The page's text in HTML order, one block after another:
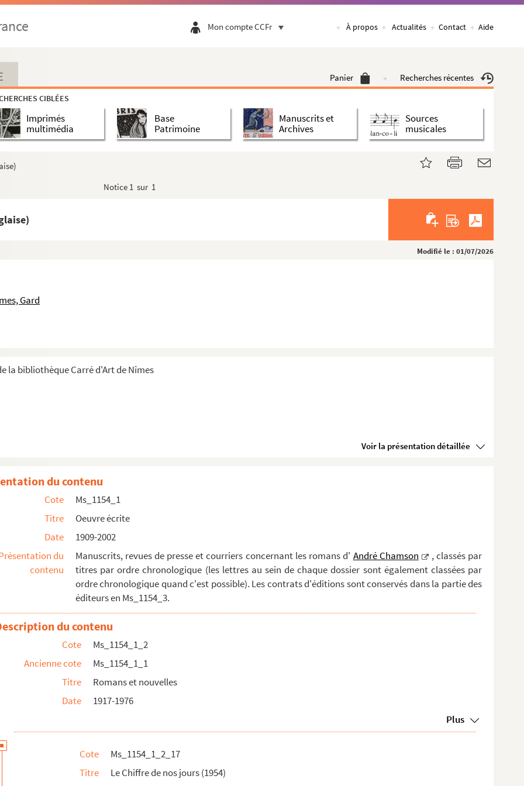
Mon compte CCFr À propos Actualités Contact Aide
Panier Recherches récentes
CIBLÉES
Imprimés
multimédia
Base
Patrimoine
Manuscrits et
Archives
Sources
musicales
Notice 1 sur 1
Modifié le : 01/07/2026
Gard
la bibliothèque Carré d'Art de Nîmes
Voir la présentation détaillée
de l’évêché d’Arisitum du VIe au VIIIe siècle
(1948)
de Poche" (éditions Gallimard)
chez Bourrelier)
du contenu
Cote
Ms_1154_1
Titre
Oeuvre écrite
Date
1909-2002
du
contenu
Manuscrits, revues de presse et courriers concernant les romans d' André Chamson
, classés par
titres par ordre chronologique (les lettres au sein de chaque dossier sont également classées par
ordre chronologique quand c'est possible). Les contrats d'éditions sont conservés dans la partie des
éditeurs en Ms_1154_3.
du contenu
Cote
Ms_1154_1_2
Ancienne cote
Ms_1154_1_1
Titre
Romans et nouvelles
Date
1917-1976
Plus
Cote
Ms_1154_1_2_17
Titre
Le Chiffre de nos jours (1954)